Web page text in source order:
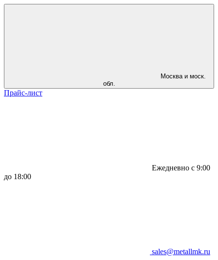
Москва и моск.
обл.
Прайс-лист
Ежедневно с 9:00
до 18:00
sales@metallmk.ru